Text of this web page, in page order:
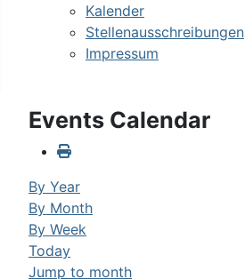
Kalender
Stellenausschreibungen
Impressum
Events Calendar
By Year
By Month
By Week
Today
Jump to month